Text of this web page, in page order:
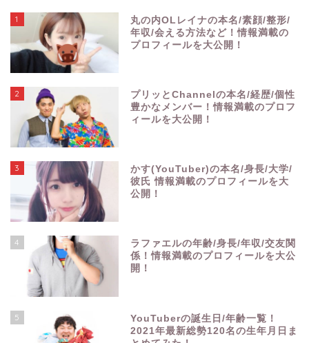
1
丸の内OLレイナの本名/素顔/整形/
年収/会える方法など！情報満載の
プロフィールを大公開！
2
プリッとChannelの本名/経歴/個性
豊かなメンバー！情報満載のプロフ
ィールを大公開！
3
かす(YouTuber)の本名/身長/大学/
彼氏 情報満載のプロフィールを大
公開！
4
ラファエルの年齢/身長/年収/交友関
係！情報満載のプロフィールを大公
開！
5
YouTuberの誕生日/年齢一覧！
2021年最新総勢120名の生年月日ま